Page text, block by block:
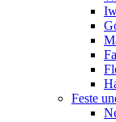
Feste